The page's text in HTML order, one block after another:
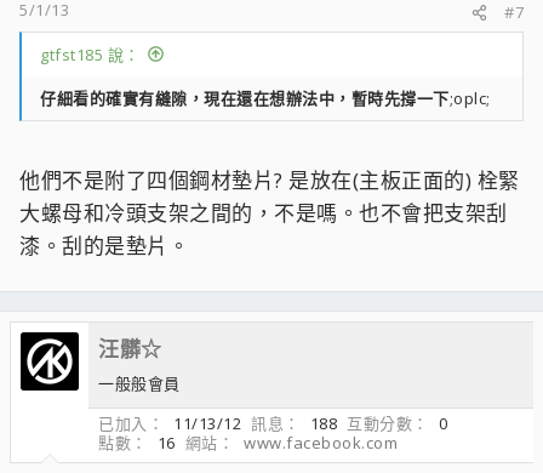
5/1/13
#7
gtfst185 說：
仔細看的確實有縫隙，現在還在想辦法中，暫時先撐一下;oplc;
他們不是附了四個鋼材墊片? 是放在(主板正面的) 栓緊
大螺母和冷頭支架之間的，不是嗎。也不會把支架刮
漆。刮的是墊片。
汪髒☆
一般般會員
已加入
11/13/12 訊息 188 互動分數
0
點數
16 網站
www.facebook.com